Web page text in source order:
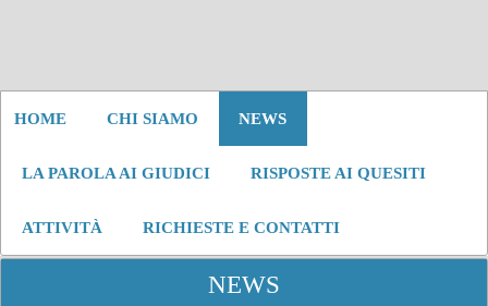
HOME CHI SIAMO NEWS
LA PAROLA AI GIUDICI RISPOSTE AI QUESITI
ATTIVITÀ RICHIESTE E CONTATTI
NEWS